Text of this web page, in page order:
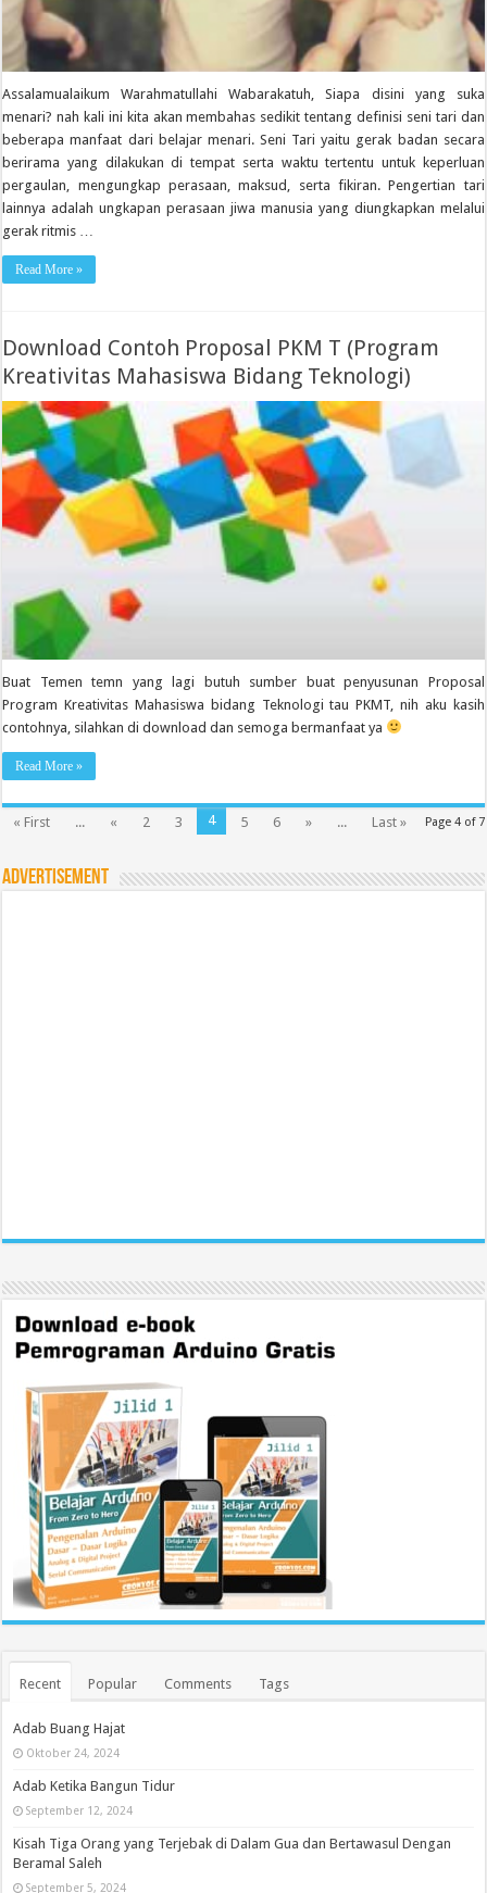
Assalamualaikum Warahmatullahi Wabarakatuh, Siapa disini yang suka
menari? nah kali ini kita akan membahas sedikit tentang definisi seni tari dan
beberapa manfaat dari belajar menari. Seni Tari yaitu gerak badan secara
berirama yang dilakukan di tempat serta waktu tertentu untuk keperluan
pergaulan, mengungkap perasaan, maksud, serta fikiran. Pengertian tari
lainnya adalah ungkapan perasaan jiwa manusia yang diungkapkan melalui
gerak ritmis …
Read More »
Download Contoh Proposal PKM T (Program
Kreativitas Mahasiswa Bidang Teknologi)
Buat Temen temn yang lagi butuh sumber buat penyusunan Proposal
Program Kreativitas Mahasiswa bidang Teknologi tau PKMT, nih aku kasih
contohnya, silahkan di download dan semoga bermanfaat ya
Read More »
Page 4 of 7
« First ... « 2 3 4 5 6 » ... Last »
Advertisement
Recent Popular Comments Tags
Adab Buang Hajat
Oktober 24, 2024
Adab Ketika Bangun Tidur
September 12, 2024
Kisah Tiga Orang yang Terjebak di Dalam Gua dan Bertawasul Dengan
Beramal Saleh
September 5, 2024